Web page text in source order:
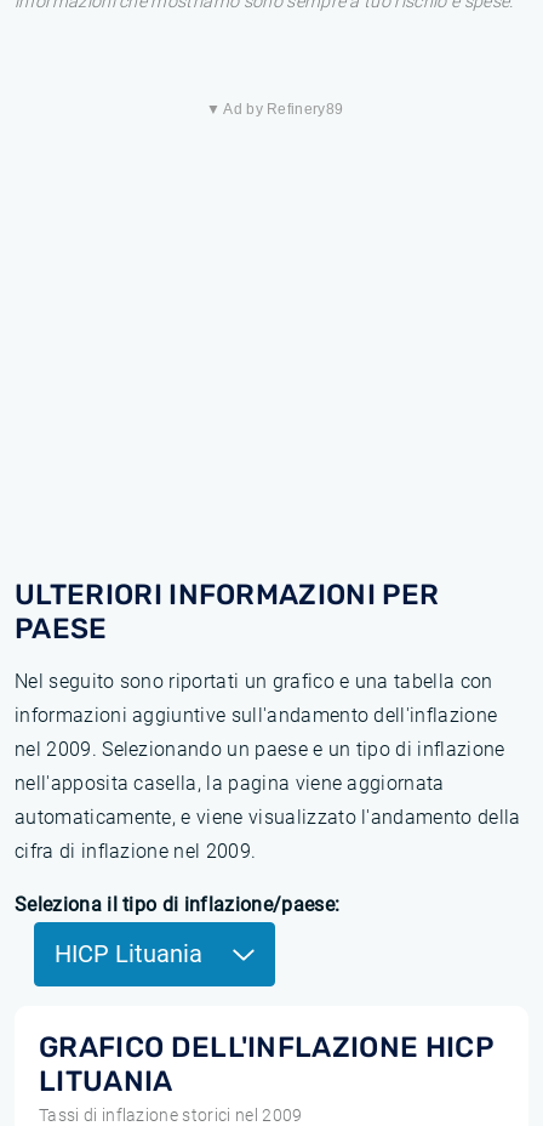
▼ Ad by Refinery89
ULTERIORI INFORMAZIONI PER
PAESE
Nel seguito sono riportati un grafico e una tabella con
informazioni aggiuntive sull'andamento dell'inflazione
nel 2009. Selezionando un paese e un tipo di inflazione
nell'apposita casella, la pagina viene aggiornata
automaticamente, e viene visualizzato l'andamento della
cifra di inflazione nel 2009.
Seleziona il tipo di inflazione/paese:
HICP Lituania
GRAFICO DELL'INFLAZIONE HICP
LITUANIA
Tassi di inflazione storici nel 2009